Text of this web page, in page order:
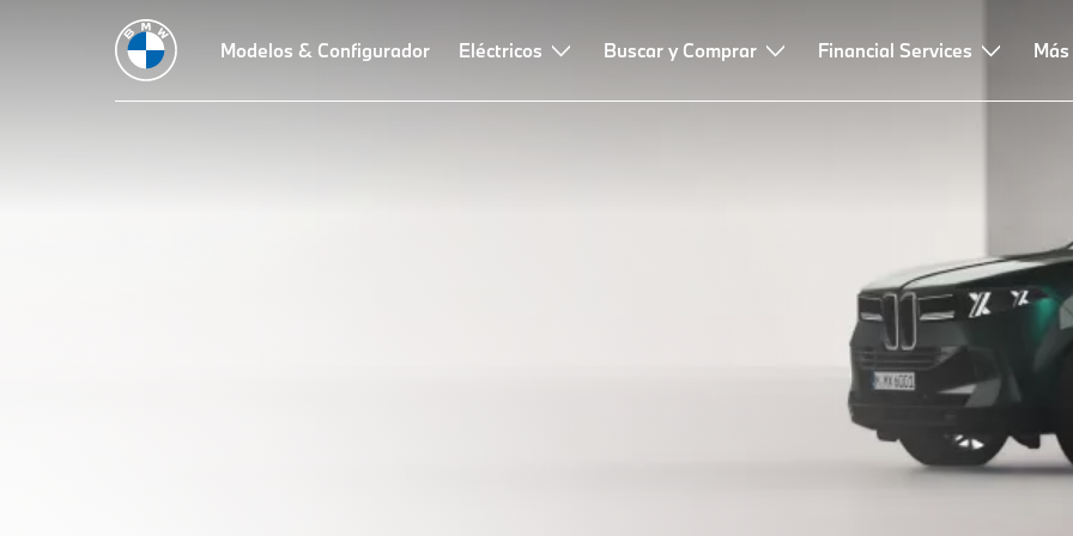
Modelos & Configurador Eléctricos Buscar y Comprar Financial Services